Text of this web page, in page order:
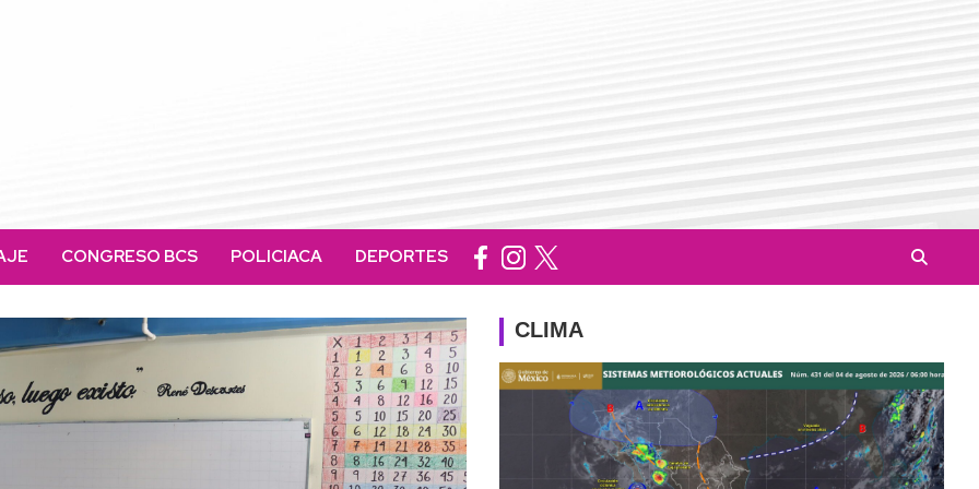
CONGRESO BCS POLICIACA DEPORTES
CLIMA